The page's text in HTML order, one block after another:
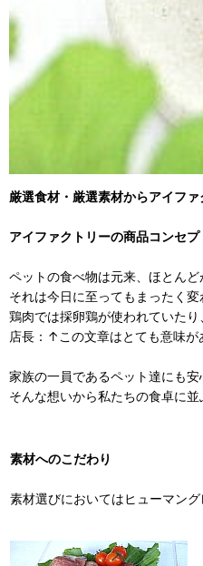
厳選食材・厳選素材からアイフ
アイファクトリーの商品コンセプ
ペットの食べ物は元来、ほとんど
それは今日に至ってもまったく変
鶏肉では採卵鶏が使われていた
店長：↑この文章はとても意味が
家族の一員であるペット達にも
そんな想いから私たちの食卓に
素材へのこだわり
素材選びにおいてはヒューマン